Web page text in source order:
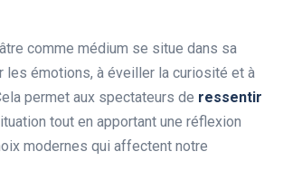
comme médium se situe dans sa
les émotions, à éveiller la curiosité et à
permet aux spectateurs de ressentir
tout en apportant une réflexion
modernes qui affectent notre